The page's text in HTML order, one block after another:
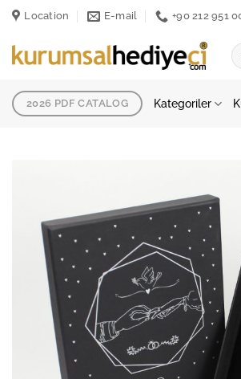
İçeriğeLocation E-mail +90 212 951
2026 PDF CATALOG Kategoriler